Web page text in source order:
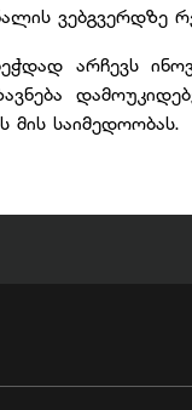
ვებგვერდზე
არჩევს
მის საიმედოობას.